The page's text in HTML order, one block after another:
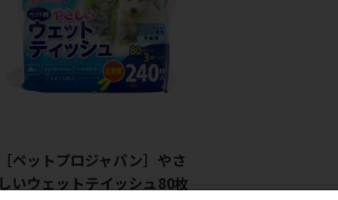
［ペットプロジャパン］やさ
しいウェットテイッシュ80枚